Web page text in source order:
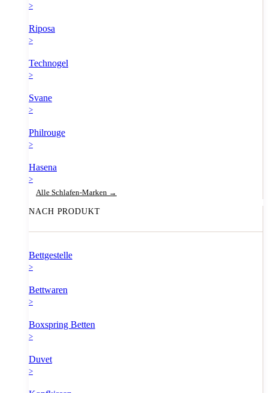
>
Riposa
>
Technogel
>
Svane
>
Philrouge
>
Hasena
>
Alle Schlafen-Marken →
NACH PRODUKT
Bettgestelle
>
Bettwaren
>
Boxspring Betten
>
Duvet
>